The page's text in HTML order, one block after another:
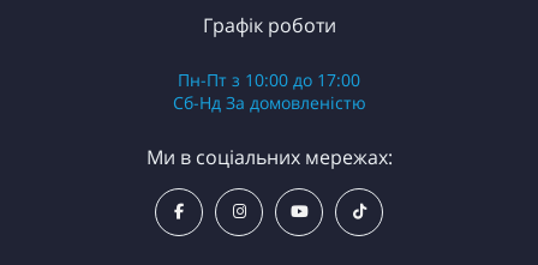
Графік роботи
Пн-Пт з 10:00 до 17:00
Сб-Нд За домовленістю
Ми в соціальних мережах: